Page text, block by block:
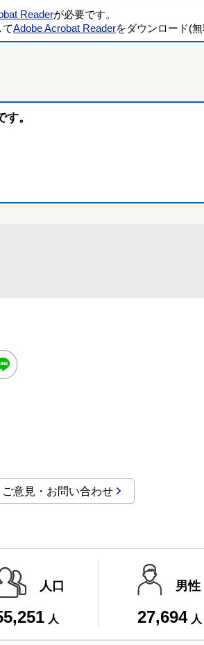
Readerが必要です。
Adobe Acrobat Readerをダウンロード(
す。
ご意見・お問い合わせ
人口
人
男性
27,694 人